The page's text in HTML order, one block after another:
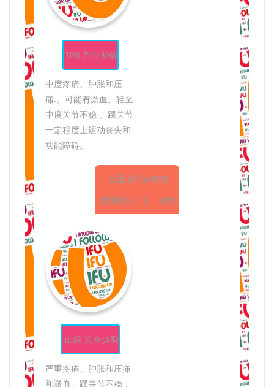
II级 部分撕裂
中度疼痛、肿胀和压
痛.。可能有淤血。轻至
中度关节不稳 。踝关节
一定程度上运动丧失和
功能障碍。
负重或行走疼痛
康复时间：3 — 6周
III级 完全撕裂
严重疼痛、肿胀和压痛
和淤血。踝关节不稳，